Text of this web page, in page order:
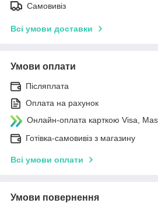
Самовивіз
Всі умови доставки
Умови оплати
Післяплата
Оплата на рахунок
Онлайн-оплата карткою Visa,
Готівка-самовивіз з магазину
Всі умови оплати
Умови повернення